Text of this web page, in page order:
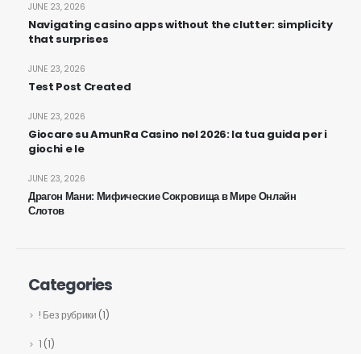
Navigating casino apps without the clutter: simplicity
that surprises
JUNE 23, 2026
Test Post Created
JUNE 23, 2026
Giocare su AmunRa Casino nel 2026: la tua guida per i
giochi e le
JUNE 23, 2026
Драгон Мани: Мифические Сокровища в Мире Онлайн
Слотов
JUNE 23, 2026
Categories
! Без рубрики (1)
1 (1)